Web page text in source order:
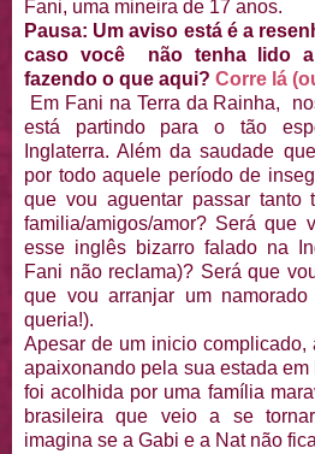
Fani, uma mineira de 17 anos.
Pausa: Um aviso está é a
caso você não tenha lido a
fazendo o que aqui? Corre lá
Em Fani na Terra da Rainha,
está partindo para o tão
Inglaterra. Além da saudade
por todo aquele período de
que vou aguentar passar tanto
familia/amigos/amor? Será que
esse inglês bizarro falado na
Fani não reclama)? Será que
que vou arranjar um
queria!).
Apesar de um inicio
apaixonando pela sua estada
foi acolhida por uma família
brasileira que veio a se
imagina se a Gabi e a Nat não